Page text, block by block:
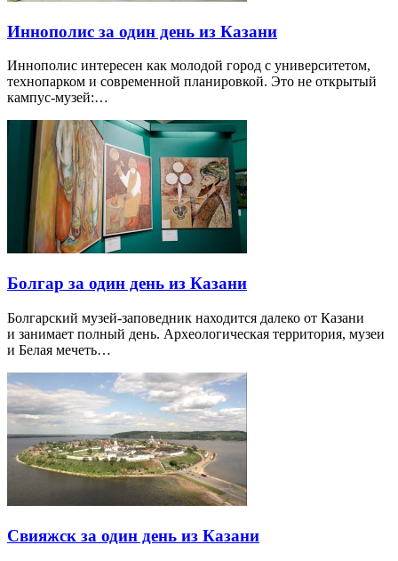
Иннополис за один день из Казани
Иннополис интересен как молодой город с университетом,
технопарком и современной планировкой. Это не открытый
кампус-музей:…
Болгар за один день из Казани
Болгарский музей-заповедник находится далеко от Казани
и занимает полный день. Археологическая территория, музеи
и Белая мечеть…
Свияжск за один день из Казани